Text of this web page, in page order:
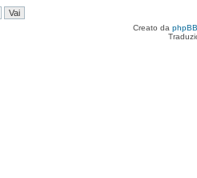
Creato da phpBB